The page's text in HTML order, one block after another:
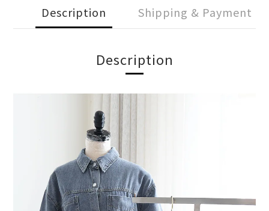
Description Shipping & Payment
Description